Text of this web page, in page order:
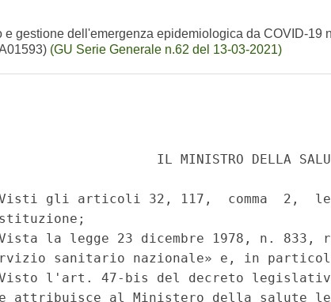
gestione dell'emergenza epidemiologica da COVID-
(GU Serie Generale n.62 del 13-03-2021)